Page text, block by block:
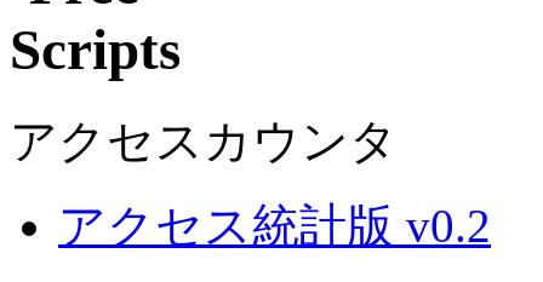
アクセスカウンタ
アクセス統計版 v0.2